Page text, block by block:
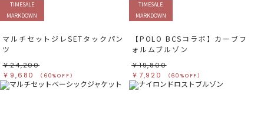
TIMESALE
MARKDOWN
マルチセットジレSETタックパン
ツ
￥24,200
￥9,680
（60%OFF）
TIMESALE
MARKDOWN
【POLO BCSコラボ】カーブフ
ォルムブルゾン
￥19,800
￥7,920
（60%OFF）